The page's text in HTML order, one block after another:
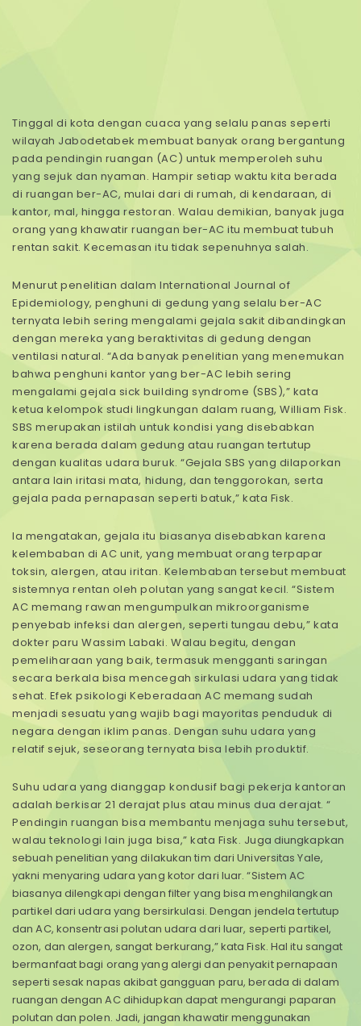
Tinggal di kota dengan cuaca yang selalu panas seperti
wilayah Jabodetabek membuat banyak orang bergantung
pada pendingin ruangan (AC) untuk memperoleh suhu
yang sejuk dan nyaman. Hampir setiap waktu kita berada
di ruangan ber-AC, mulai dari di rumah, di kendaraan, di
kantor, mal, hingga restoran. Walau demikian, banyak juga
orang yang khawatir ruangan ber-AC itu membuat tubuh
rentan sakit. Kecemasan itu tidak sepenuhnya salah.
Menurut penelitian dalam International Journal of
Epidemiology, penghuni di gedung yang selalu ber-AC
ternyata lebih sering mengalami gejala sakit dibandingkan
dengan mereka yang beraktivitas di gedung dengan
ventilasi natural. “Ada banyak penelitian yang menemukan
bahwa penghuni kantor yang ber-AC lebih sering
mengalami gejala sick building syndrome (SBS),” kata
ketua kelompok studi lingkungan dalam ruang, William Fisk.
SBS merupakan istilah untuk kondisi yang disebabkan
karena berada dalam gedung atau ruangan tertutup
dengan kualitas udara buruk. “Gejala SBS yang dilaporkan
antara lain iritasi mata, hidung, dan tenggorokan, serta
gejala pada pernapasan seperti batuk,” kata Fisk.
Ia mengatakan, gejala itu biasanya disebabkan karena
kelembaban di AC unit, yang membuat orang terpapar
toksin, alergen, atau iritan. Kelembaban tersebut membuat
sistemnya rentan oleh polutan yang sangat kecil. “Sistem
AC memang rawan mengumpulkan mikroorganisme
penyebab infeksi dan alergen, seperti tungau debu,” kata
dokter paru Wassim Labaki. Walau begitu, dengan
pemeliharaan yang baik, termasuk mengganti saringan
secara berkala bisa mencegah sirkulasi udara yang tidak
sehat. Efek psikologi Keberadaan AC memang sudah
menjadi sesuatu yang wajib bagi mayoritas penduduk di
negara dengan iklim panas. Dengan suhu udara yang
relatif sejuk, seseorang ternyata bisa lebih produktif.
Suhu udara yang dianggap kondusif bagi pekerja kantoran
adalah berkisar 21 derajat plus atau minus dua derajat. “
Pendingin ruangan bisa membantu menjaga suhu tersebut,
walau teknologi lain juga bisa,” kata Fisk. Juga diungkapkan
sebuah penelitian yang dilakukan tim dari Universitas Yale,
yakni menyaring udara yang kotor dari luar. “Sistem AC
biasanya dilengkapi dengan filter yang bisa menghilangkan
partikel dari udara yang bersirkulasi. Dengan jendela tertutup
dan AC, konsentrasi polutan udara dari luar, seperti partikel,
ozon, dan alergen, sangat berkurang,” kata Fisk. Hal itu sangat
bermanfaat bagi orang yang alergi dan penyakit pernapaan
seperti sesak napas akibat gangguan paru, berada di dalam
ruangan dengan AC dihidupkan dapat mengurangi paparan
polutan dan polen. Jadi, jangan khawatir menggunakan